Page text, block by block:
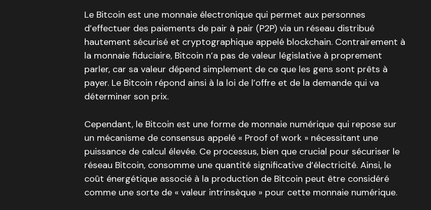
Le Bitcoin est une monnaie électronique qui permet aux personnes
d’effectuer des paiements de pair à pair (P2P) via un réseau distribué
hautement sécurisé et cryptographique appelé blockchain. Contrairement à
la monnaie fiduciaire, Bitcoin n’a pas de valeur législative à proprement
parler, car sa valeur dépend simplement de ce que les gens sont prêts à
payer. Le Bitcoin répond ainsi à la loi de l’offre et de la demande qui va
déterminer son prix.
Cependant, le Bitcoin est une forme de monnaie numérique qui repose sur
un mécanisme de consensus appelé « Proof of work » nécessitant une
puissance de calcul élevée. Ce processus, bien que crucial pour sécuriser le
réseau Bitcoin, consomme une quantité significative d’électricité. Ainsi, le
coût énergétique associé à la production de Bitcoin peut être considéré
comme une sorte de « valeur intrinsèque » pour cette monnaie numérique.